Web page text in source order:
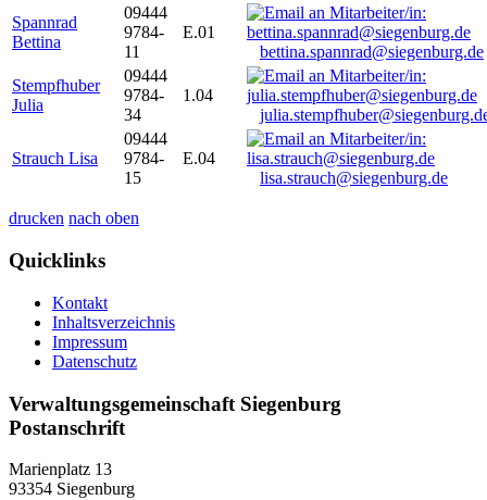
Spannrad
Bettina
09444
9784-
11
E.01
bettina.spannrad@siegenburg.de
Stempfhuber
Julia
09444
9784-
34
1.04
Strauch Lisa
09444
9784-
15
E.04
lisa.strauch@siegenburg.de
drucken nach oben
Quicklinks
Kontakt
Inhaltsverzeichnis
Impressum
Datenschutz
Verwaltungsgemeinschaft Siegenburg
Postanschrift
Marienplatz 13
93354 Siegenburg